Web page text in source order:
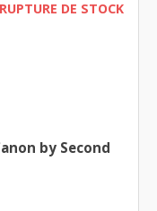
RUPTURE DE STOCK
by Second